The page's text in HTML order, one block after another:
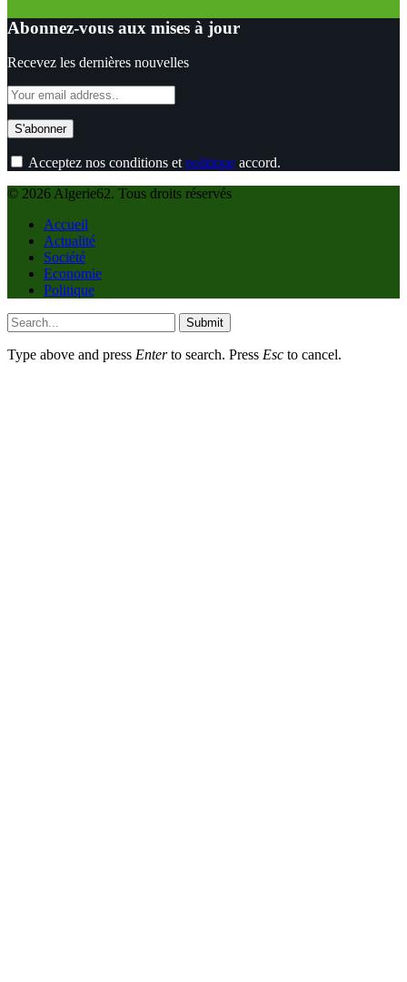
Abonnez-vous aux mises à jour
Recevez les dernières nouvelles
Acceptez nos conditions et politique accord.
© 2026 Algerie62. Tous droits réservés
Accueil
Actualité
Société
Economie
Politique
Submit
Type above and press Enterto search. Press Esc to cancel.